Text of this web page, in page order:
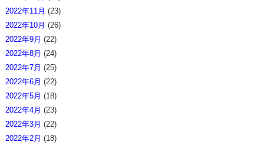
2022年11月 (23)
2022年10月 (26)
2022年9月 (22)
2022年8月 (24)
2022年7月 (25)
2022年6月 (22)
2022年5月 (18)
2022年4月 (23)
2022年3月 (22)
2022年2月 (18)